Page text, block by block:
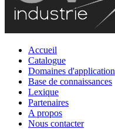
Accueil
Catalogue
Domaines d'application
Base de connaissances
Lexique
Partenaires
A propos
Nous contacter